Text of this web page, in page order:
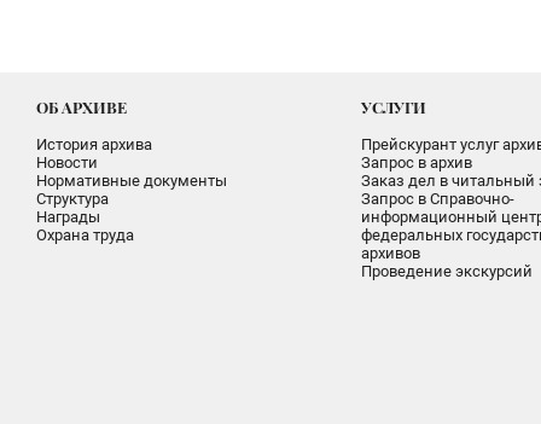
ОБ АРХИВЕ
История архива
Новости
Нормативные документы
Структура
Награды
Охрана труда
УСЛУГИ
Прейскурант услуг
Запрос в архив
Заказ дел в читальный
Запрос в Справочно-
информационный
федеральных
архивов
Проведение экскурсий